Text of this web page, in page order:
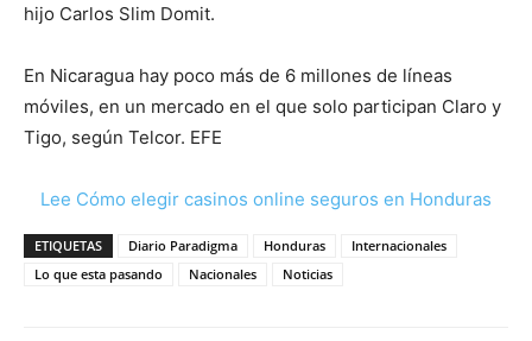
hijo Carlos Slim Domit.
En Nicaragua hay poco más de 6 millones de líneas
móviles, en un mercado en el que solo participan Claro y
Tigo, según Telcor. EFE
Lee Cómo elegir casinos online seguros en Honduras
ETIQUETAS Diario Paradigma Honduras
Internacionales
Lo que esta pasando
Nacionales Noticias